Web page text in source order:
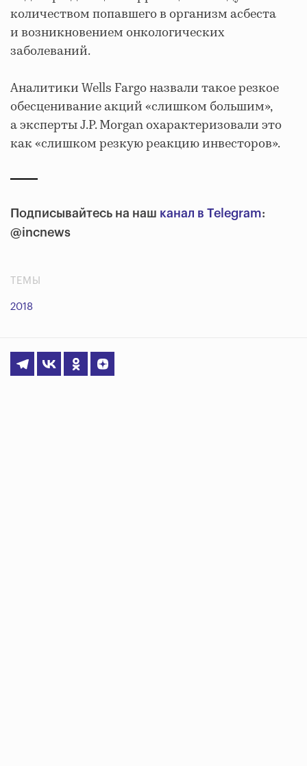
количеством попавшего в организм асбеста
и возникновением онкологических
заболеваний.
Аналитики Wells Fargo назвали такое резкое
обесценивание акций «слишком большим»,
а эксперты J.P. Morgan охарактеризовали это
как «слишком резкую реакцию инвесторов».
Подписывайтесь на наш канал в Telegram:
@incnews
ТЕМЫ
2018